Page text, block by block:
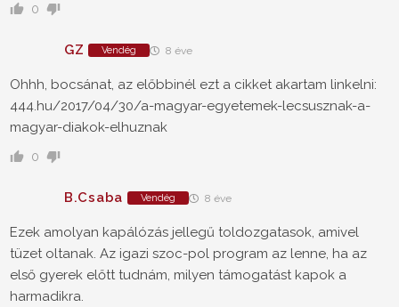
0
GZ Vendég 8 éve
Ohhh, bocsánat, az előbbinél ezt a cikket akartam linkelni:
444.hu/2017/04/30/a-magyar-egyetemek-lecsusznak-a-
magyar-diakok-elhuznak
0
B.Csaba Vendég 8 éve
Ezek amolyan kapálózás jellegű toldozgatasok, amivel
tüzet oltanak. Az igazi szoc-pol program az lenne, ha az
első gyerek előtt tudnám, milyen támogatást kapok a
harmadikra.